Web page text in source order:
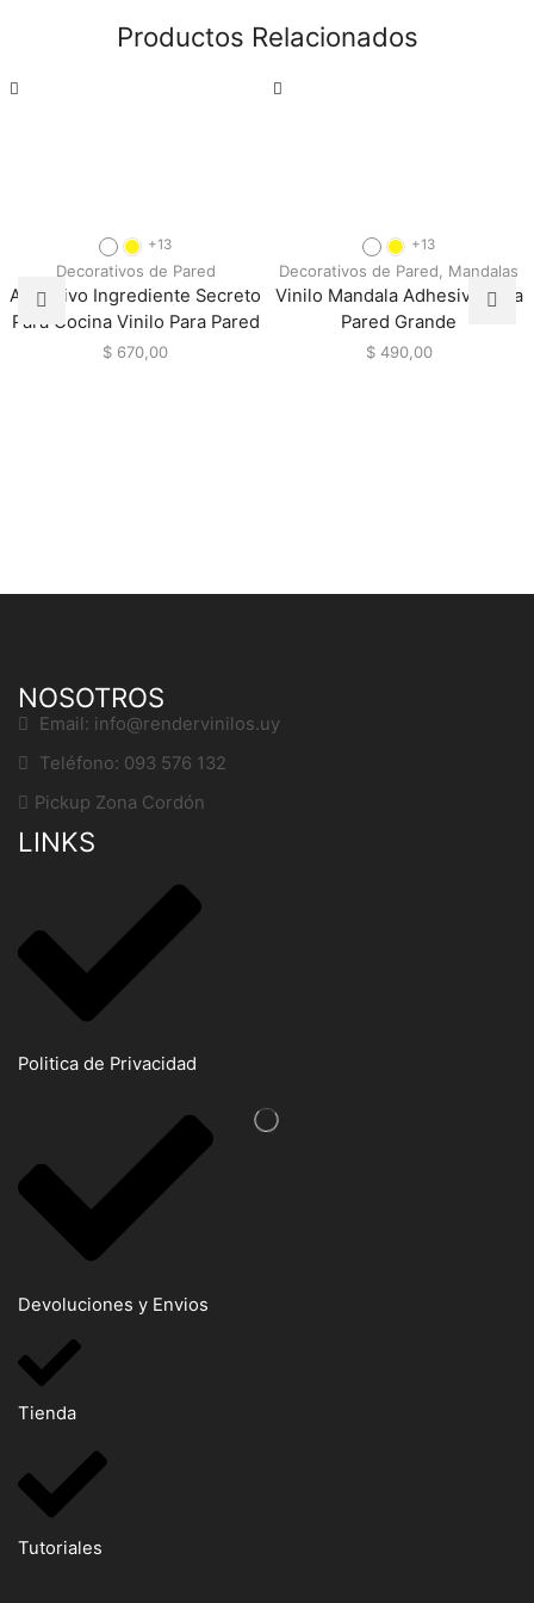
Productos Relacionados
+13
Decorativos de Pared
Adhesivo Ingrediente Secreto
Para Cocina Vinilo Para Pared
$ 670,00
+13
Decorativos de Pared Mandalas
Vinilo Mandala Adhesivo Para
Pared Grande
$490,00
NOSOTROS
Email: info@rendervinilos.uy
Teléfono: 093 576 132
Pickup Zona Cordón
LINKS
Politica de Privacidad
Devoluciones y Envios
Tienda
Tutoriales